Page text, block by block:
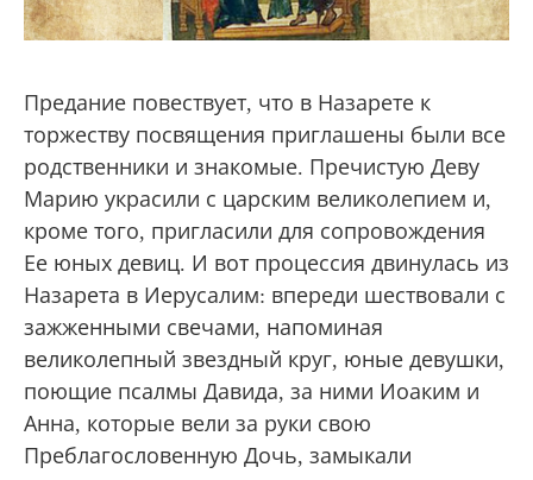
Предание повествует, что в Назарете к
торжеству посвящения приглашены были все
родственники и знакомые. Пречистую Деву
Марию украсили с царским великолепием и,
кроме того, пригласили для сопровождения
Ее юных девиц. И вот процессия двинулась из
Назарета в Иерусалим: впереди шествовали с
зажженными свечами, напоминая
великолепный звездный круг, юные девушки,
поющие псалмы Давида, за ними Иоаким и
Анна, которые вели за руки свою
Преблагословенную Дочь, замыкали